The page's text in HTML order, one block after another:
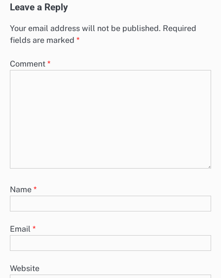
Leave a Reply
Your email address will not be published. Required
fields are marked *
Comment *
Name *
Email *
Website